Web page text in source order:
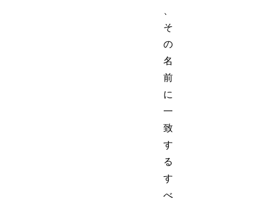
、
そ
の
名
前
に
一
致
す
る
す
べ